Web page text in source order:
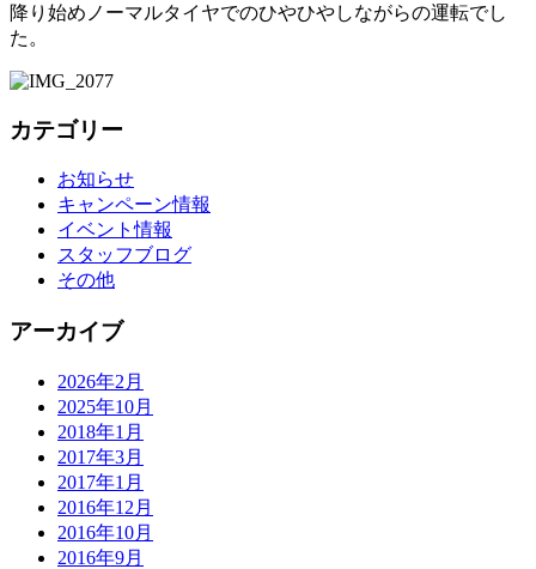
降り始めノーマルタイヤでのひやひやしながらの運転でし
た。
カテゴリー
お知らせ
キャンペーン情報
イベント情報
スタッフブログ
その他
アーカイブ
2026年2月
2025年10月
2018年1月
2017年3月
2017年1月
2016年12月
2016年10月
2016年9月